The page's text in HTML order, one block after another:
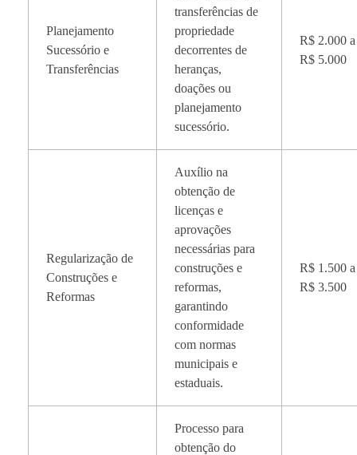
Planejamento
Sucessório e
Transferências
transferências de
propriedade
decorrentes de
heranças,
doações ou
planejamento
sucessório.
R$ 2.000 a
R$ 5.000
Regularização de
Construções e
Reformas
Auxílio na
obtenção de
licenças e
aprovações
necessárias para
construções e
reformas,
garantindo
conformidade
com normas
municipais e
estaduais.
R$ 1.500 a
R$ 3.500
Processo para
obtenção do